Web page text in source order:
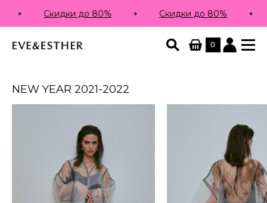
0
Скидки до 80% Скидки до 80%
NEW YEAR 2021-2022